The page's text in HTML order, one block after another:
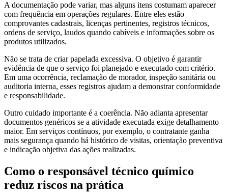
A documentação pode variar, mas alguns itens costumam aparecer
com frequência em operações regulares. Entre eles estão
comprovantes cadastrais, licenças pertinentes, registros técnicos,
ordens de serviço, laudos quando cabíveis e informações sobre os
produtos utilizados.
Não se trata de criar papelada excessiva. O objetivo é garantir
evidência de que o serviço foi planejado e executado com critério.
Em uma ocorrência, reclamação de morador, inspeção sanitária ou
auditoria interna, esses registros ajudam a demonstrar conformidade
e responsabilidade.
Outro cuidado importante é a coerência. Não adianta apresentar
documentos genéricos se a atividade executada exige detalhamento
maior. Em serviços contínuos, por exemplo, o contratante ganha
mais segurança quando há histórico de visitas, orientação preventiva
e indicação objetiva das ações realizadas.
Como o responsável técnico químico
reduz riscos na prática